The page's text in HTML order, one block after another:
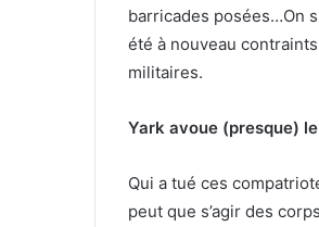
barricades posées…On
été à nouveau
militaires.
Yark avoue (presque)
Qui a tué ces
peut que s’agir des